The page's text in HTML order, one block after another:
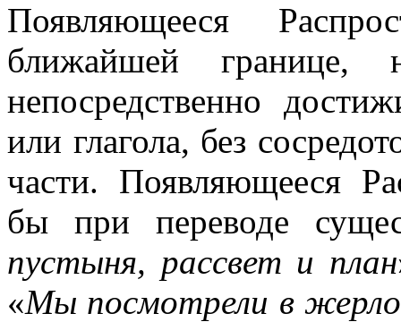
Появляющееся
ближайшей границе,
непосредственно
или глагола, без
части. Появляющееся
бы при переводе
пустыня, рассвет и план
«Мы посмотрели в